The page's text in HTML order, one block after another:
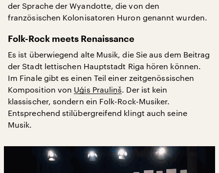
der Sprache der Wyandotte, die von den
französischen Kolonisatoren Huron genannt wurden.
Folk-Rock meets Renaissance
Es ist überwiegend alte Musik, die Sie aus dem Beitrag
der Stadt lettischen Hauptstadt Riga hören können.
Im Finale gibt es einen Teil einer zeitgenössischen
Komposition von Uģis Prauliņš. Der ist kein
klassischer, sondern ein Folk-Rock-Musiker.
Entsprechend stilübergreifend klingt auch seine
Musik.